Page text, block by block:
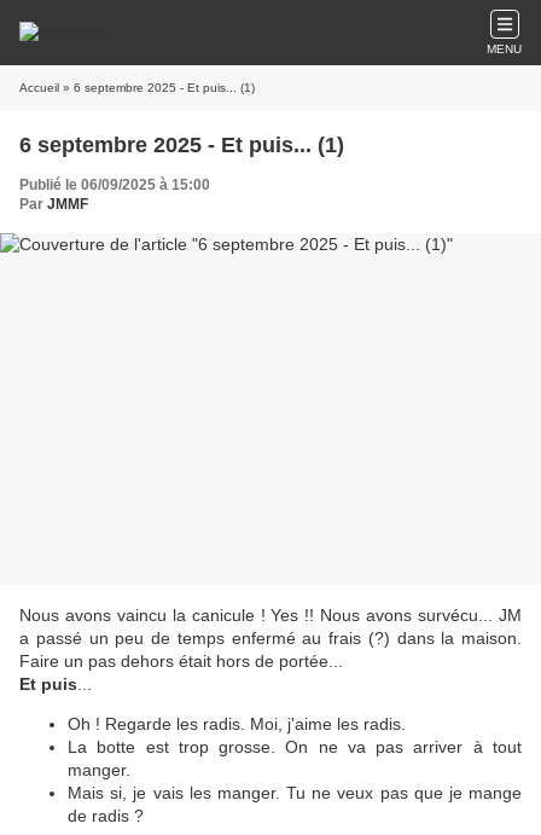
MENU
Accueil » 6 septembre 2025 - Et puis... (1)
6 septembre 2025 - Et puis... (1)
Publié le 06/09/2025 à 15:00
Par JMMF
Nous avons vaincu la canicule ! Yes !! Nous avons survécu... JM
a passé un peu de temps enfermé au frais (?) dans la maison.
Faire un pas dehors était hors de portée...
Et puis
Oh ! Regarde les radis. Moi, j'aime les radis.
La botte est trop grosse. On ne va pas arriver à tout
manger.
Mais si, je vais les manger. Tu ne veux pas que je mange
de radis ?